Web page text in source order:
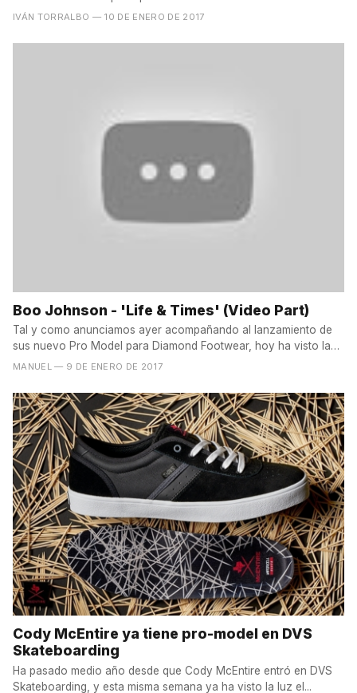
IVÁN TORRALBO — 10 DE ENERO DE 2017
Boo Johnson - 'Life & Times' (Video Part)
Tal y como anunciamos ayer acompañando al lanzamiento de
sus nuevo Pro Model para Diamond Footwear, hoy ha visto la
luz...
MANUEL — 9 DE ENERO DE 2017
Cody McEntire ya tiene pro-model en DVS
Skateboarding
Ha pasado medio año desde que Cody McEntire entró en DVS
Skateboarding, y esta misma semana ya ha visto la luz el...